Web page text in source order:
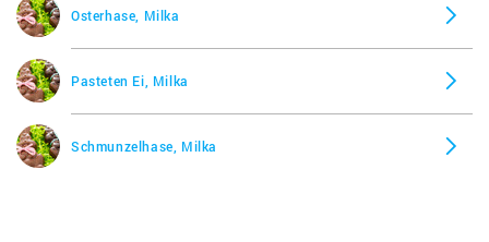
Osterhase, Milka
Pasteten Ei, Milka
Schmunzelhase, Milka